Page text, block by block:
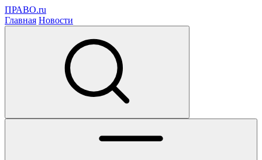
ПРАВО.ru
Главная Новости